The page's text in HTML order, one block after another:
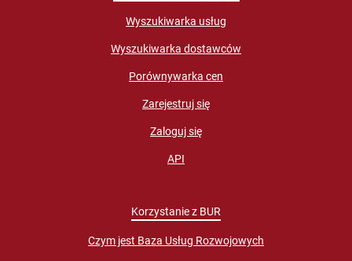
Wyszukiwarka usług
Wyszukiwarka dostawców
Porównywarka cen
Zarejestruj się
Zaloguj się
API
Korzystanie z BUR
Czym jest Baza Usług Rozwojowych